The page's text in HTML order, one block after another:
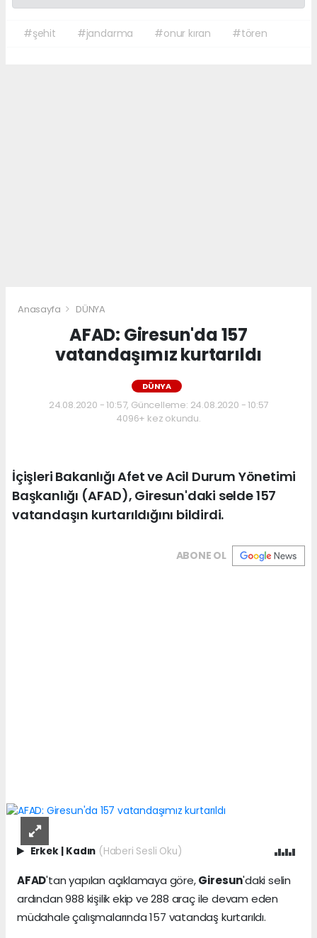
#şehit #jandarma #onur kıran #tören
Anasayfa DÜNYA
AFAD: Giresun'da 157
vatandaşımız kurtarıldı
DÜNYA
24.08.2020 - 10:57, Güncelleme: 24.08.2020 - 10:57
4096+ kez okundu.
İçişleri Bakanlığı Afet ve Acil Durum Yönetimi
Başkanlığı (AFAD), Giresun'daki selde 157
vatandaşın kurtarıldığını bildirdi.
ABONE OL
Erkek | Kadın (Haberi Sesli Oku)
AFAD'tan yapılan açıklamaya göre,Giresun'daki selin
ardından 988 kişilik ekip ve 288 araç ile devam eden
müdahale çalışmalarında 157 vatandaş kurtarıldı.